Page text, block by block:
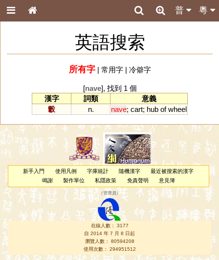
粵
普
英語搜索
所有字| 常用字| 冷僻字
[nave], 找到 1 個
漢字
詞類
意義
轂
n. nave; cart; hub of wheel
新手入門 使用凡例 字庫統計 隨機漢字
最近被搜索的漢字
鳴謝
製作單位 私隱政策 免責聲明 意見簿
（管理員 ）
在線人數： 3177
自 2014 年 7 月 8 日起
瀏覽人數： 80594208
使用次數： 294951512